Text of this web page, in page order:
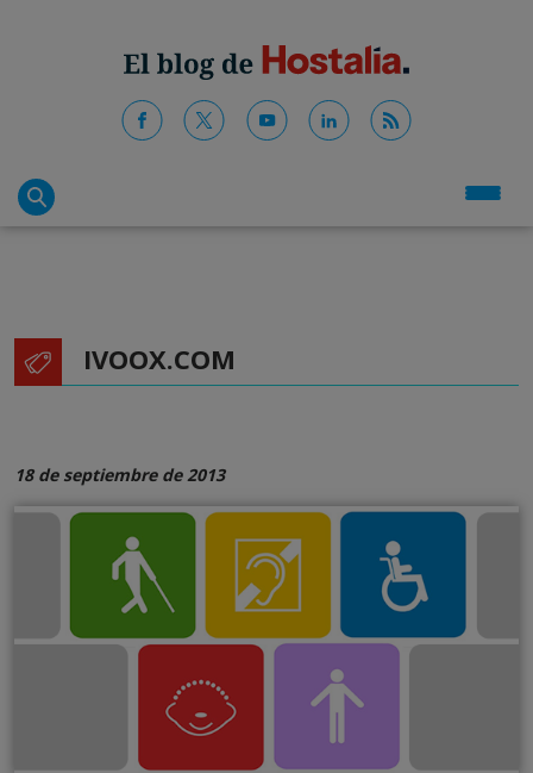
IVOOX.COM
18 de septiembre de 2013